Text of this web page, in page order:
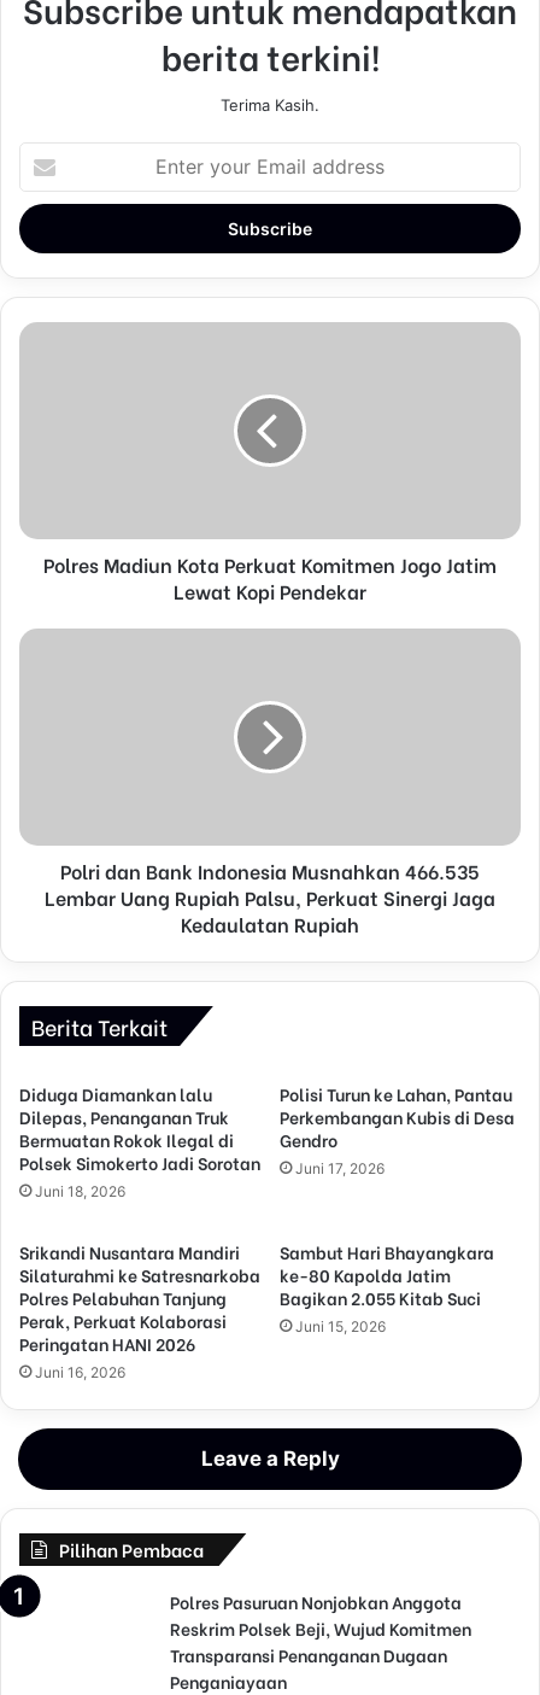
berita terkini!
Terima Kasih.
e
y
u
d
s
Polres Madiun Kota Perkuat Komitmen Jogo Jatim
Lewat Kopi Pendekar
Polri dan Bank Indonesia Musnahkan 466.535
Lembar Uang Rupiah Palsu, Perkuat Sinergi Jaga
Kedaulatan Rupiah
Berita Terkait
Diduga Diamankan lalu
Dilepas, Penanganan Truk
Bermuatan Rokok Ilegal di
Polsek Simokerto Jadi Sorotan
Juni 18, 2026
Polisi Turun ke Lahan, Pantau
Perkembangan Kubis di Desa
Gendro
Juni 17, 2026
Srikandi Nusantara Mandiri
Silaturahmi ke Satresnarkoba
Polres Pelabuhan Tanjung
Perak, Perkuat Kolaborasi
Peringatan HANI 2026
Juni 16, 2026
Sambut Hari Bhayangkara
ke-80 Kapolda Jatim
Bagikan 2.055 Kitab Suci
Juni 15, 2026
Leave a Reply
Pilihan Pembaca
Polres Pasuruan Nonjobkan Anggota
Reskrim Polsek Beji, Wujud Komitmen
Transparansi Penanganan Dugaan
Penganiayaan